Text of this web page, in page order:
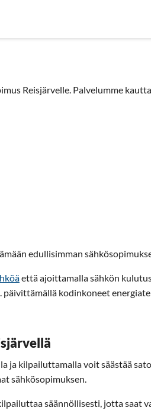
Reisjärvelle. Palvelumme
edullisimman
että ajoittamalla sähkön
kodinkoneet
ja kilpailuttamalla voit säästää
sähkösopimuksen.
säännöllisesti, jotta saat